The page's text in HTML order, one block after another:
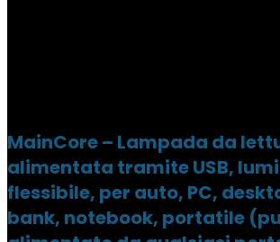
MainCore – Lampada da
alimentata tramite USB,
flessibile, per auto, PC,
bank, notebook, portatile